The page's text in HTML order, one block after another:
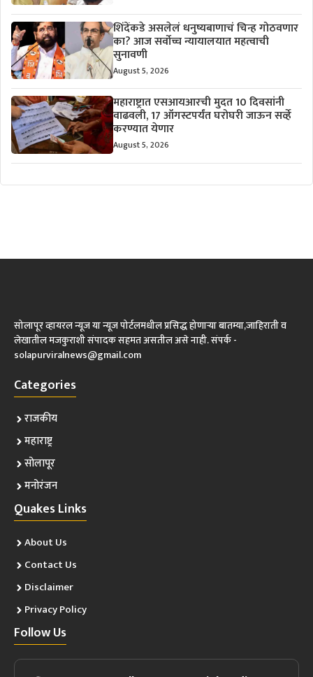
शिंदेंकडे असलेलं धनुष्यबाणाचं चिन्ह गोठवणार
का? आज सर्वोच्च न्यायालयात महत्वाची
सुनावणी
August 5, 2026
महाराष्ट्रात एसआयआरची मुदत 10 दिवसांनी
वाढवली, 17 ऑगस्टपर्यंत घरोघरी जाऊन सर्व्हे
करण्यात येणार
August 5, 2026
सोलापूर व्हायरल न्यूज या न्यूज पोर्टलमधील प्रसिद्ध होणाऱ्या बातम्या,जाहिराती व
लेखातील मजकुराशी संपादक सहमत असतील असे नाही. संपर्क -
solapurviralnews@gmail.com
Categories
राजकीय
महाराष्ट्र
सोलापूर
मनोरंजन
Quakes Links
About Us
Contact Us
Disclaimer
Privacy Policy
Follow Us